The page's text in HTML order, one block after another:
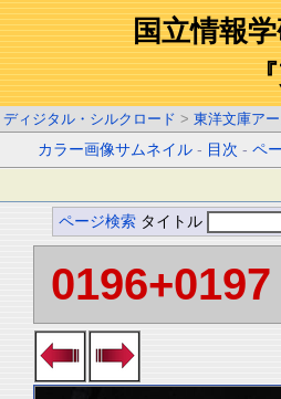
国立情報
ディジタル・シルクロード > 東洋文庫ア
カラー画像サムネイル - 目次 -ペ
ページ検索 タイトル
0196+0197